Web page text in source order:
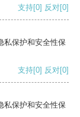
支持[0] 反对[0]
私保护和安全性保
支持[0] 反对[0]
私保护和安全性保